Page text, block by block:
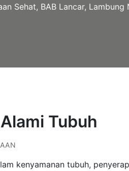
Sehat, BAB Lancar, Lambung
Tubuh
kenyamanan tubuh,